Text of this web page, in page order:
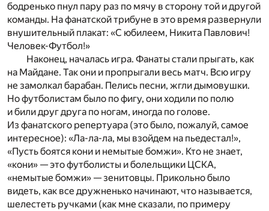
бодренько пнул пару раз по мячу в сторону той и другой
команды. На фанатской трибуне в это время развернули
внушительный плакат: «С юбилеем, Никита Павлович!
Человек-Футбол!»
Наконец, началась игра. Фанаты стали прыгать, как
на Майдане. Так они и пропрыгали весь матч. Всю игру
не замолкал барабан. Пелись песни, жгли дымовушки.
Но футболистам было по фигу, они ходили по полю
и били друг друга по ногам, иногда по голове.
Из фанатского репертуара (это было, пожалуй, самое
интересное): «Ла-ла-ла, мы взойдем на пьедестал!»,
«Пусть боятся кони и немытые бомжи». Кто не знает,
«кони» — это футболисты и болельщики ЦСКА,
«немытые бомжи» — зенитовцы. Прикольно было
видеть, как все дружненько начинают, что называется,
шелестеть ручками (как мне сказали, по примеру